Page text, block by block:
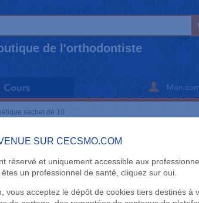
de l'orthodontiste
Cours Mon
SUR CECSMO.COM
réservé et uniquement accessible aux
un professionnel de santé, cliquez sur oui.
vous acceptez le dépôt de cookies tiers destinés à
sachet de 10
BOUTON
Bouton à
esthétique